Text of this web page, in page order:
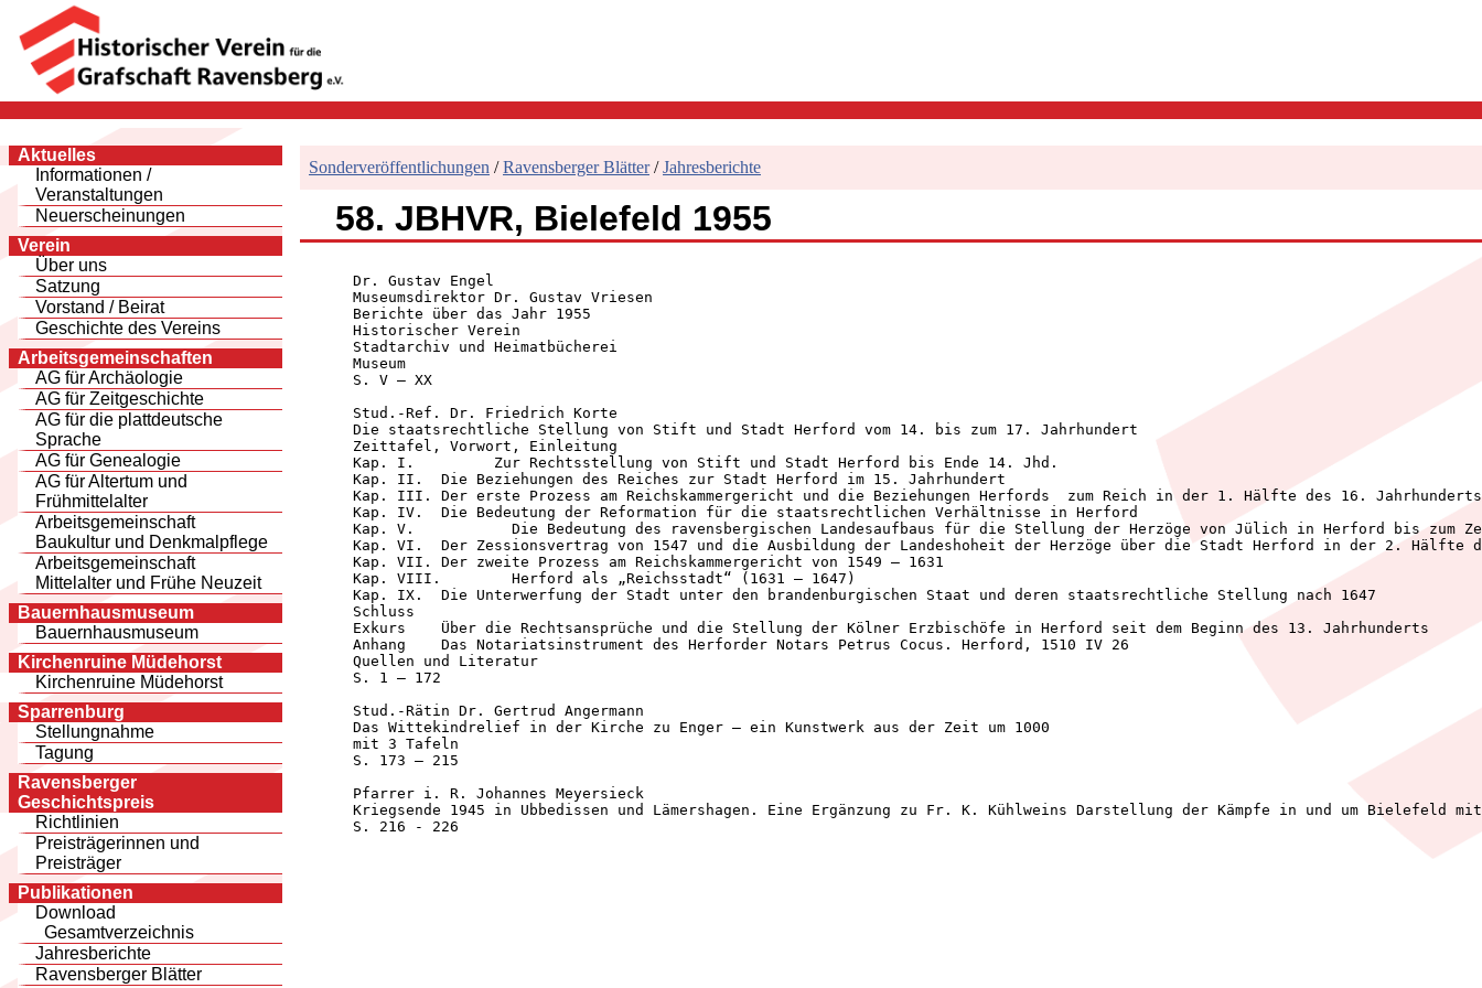
Aktuelles
Informationen /
Veranstaltungen
Neuerscheinungen
Verein
Über uns
Satzung
Vorstand / Beirat
Geschichte des Vereins
Arbeitsgemeinschaften
AG für Archäologie
AG für Zeitgeschichte
AG für die plattdeutsche
Sprache
AG für Genealogie
AG für Altertum und
Frühmittelalter
Arbeitsgemeinschaft
Baukultur und Denkmalpflege
Arbeitsgemeinschaft
Mittelalter und Frühe Neuzeit
Bauernhausmuseum
Bauernhausmuseum
Kirchenruine Müdehorst
Kirchenruine Müdehorst
Sparrenburg
Stellungnahme
Tagung
Ravensberger
Geschichtspreis
Richtlinien
Preisträgerinnen und
Preisträger
Publikationen
Download
Gesamtverzeichnis
Jahresberichte
Ravensberger Blätter
Sonderveröffentlichungen /Ravensberger Blätter/Jahresberichte
58. JBHVR, Bielefeld 1955
      Dr. Gustav Engel
      Museumsdirektor Dr. Gustav Vriesen
      Berichte über das Jahr 1955
      Historischer Verein
      Stadtarchiv und Heimatbücherei
      Museum
      S. V – XX
      Stud.-Ref. Dr. Friedrich Korte
      Die staatsrechtliche Stellung von Stift und Stadt Herford vom 14. bis zum 17. Jahrhundert
      Zeittafel, Vorwort, Einleitung
      Kap. I.         Zur Rechtsstellung von Stift und Stadt Herford bis Ende 14. Jhd.
      Kap. II.	Die Beziehungen des Reiches zur Stadt Herford im 15. Jahrhundert
      Kap. III.	Der erste Prozess am Reichskammergericht und die Beziehungen Herfords  zum Reich in der 1. Hälfte des 16. Jahrhunderts
      Kap. IV.	Die Bedeutung der Reformation für die staatsrechtlichen Verhältnisse in Herford
      Kap. V.	        Die Bedeutung des ravensbergischen Landesaufbaus für die Stellung der Herzöge von Jülich in Herford bis zum Zessionsvertrag
      Kap. VI.	Der Zessionsvertrag von 1547 und die Ausbildung der Landeshoheit der Herzöge über die Stadt Herford in der 2. Hälfte des 16. Jahrhunderts
      Kap. VII.	Der zweite Prozess am Reichskammergericht von 1549 – 1631
      Kap. VIII.	Herford als „Reichsstadt“ (1631 – 1647)
      Kap. IX.	Die Unterwerfung der Stadt unter den brandenburgischen Staat und deren staatsrechtliche Stellung nach 1647
      Schluss
      Exkurs	Über die Rechtsansprüche und die Stellung der Kölner Erzbischöfe in Herford seit dem Beginn des 13. Jahrhunderts
      Anhang	Das Notariatsinstrument des Herforder Notars Petrus Cocus. Herford, 1510 IV 26
      Quellen und Literatur
      S. 1 – 172
      Stud.-Rätin Dr. Gertrud Angermann
      Das Wittekindrelief in der Kirche zu Enger – ein Kunstwerk aus der Zeit um 1000
      mit 3 Tafeln
      S. 173 – 215
      Pfarrer i. R. Johannes Meyersieck
Kriegsende 1945 in Ubbedissen und Lämershagen. Eine Ergänzung zu Fr. K. Kühlweins Darstellung der Kämpfe in und um Bielefeld
      S. 216 - 226